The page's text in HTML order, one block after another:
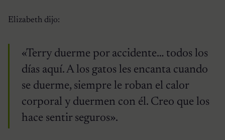
Elizabeth dijo:
«Terry duerme por accidente… todos los
días aquí. A los gatos les encanta cuando
se duerme, siempre le roban el calor
corporal y duermen con él. Creo que los
hace sentir seguros».